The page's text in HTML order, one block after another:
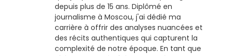
depuis plus de 15 ans. Diplômé en
journalisme à Moscou, j'ai dédié ma
carrière à offrir des analyses nuancées et
des récits authentiques qui capturent la
complexité de notre époque. En tant que